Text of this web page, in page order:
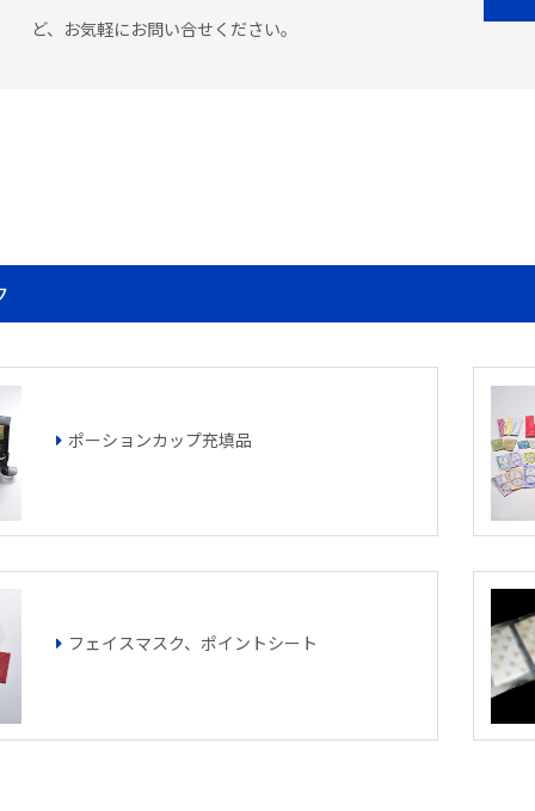
ど、お気軽にお問い合せください。
ポーションカップ充填品
フェイスマスク、ポイントシート